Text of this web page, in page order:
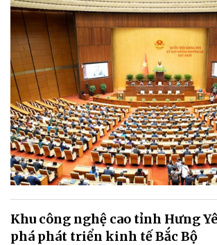
Khu công nghệ cao tỉnh Hưng
phá phát triển kinh tế Bắc Bộ